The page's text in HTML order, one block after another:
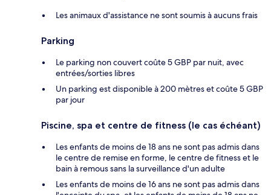
Les animaux d'assistance ne sont soumis à aucuns frais
Parking
Le parking non couvert coûte 5 GBP par nuit, avec
entrées/sorties libres
Un parking est disponible à 200 mètres et coûte 5 GBP
par jour
Piscine, spa et centre de fitness (le cas échéant)
Les enfants de moins de 18 ans ne sont pas admis dans
le centre de remise en forme, le centre de fitness et le
bain à remous sans la surveillance d'un adulte
Les enfants de moins de 16 ans ne sont pas admis dans